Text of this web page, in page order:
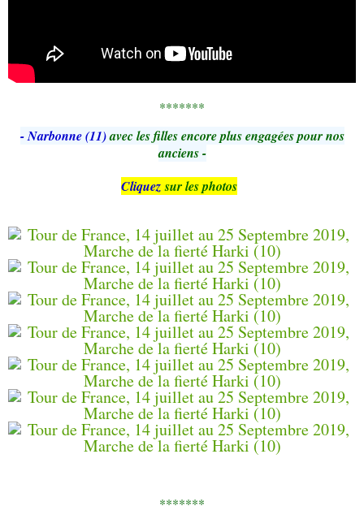
*******
- Narbonne (11)avec les filles encore plus engagées pour nos
anciens -
Cliquezsur les photos
*******